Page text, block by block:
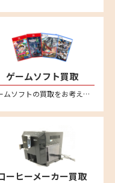
ゲームソフト買取
ゲームソフトの買取をお考えなら、まとめて箱に入れて送るだけ、送料無料・全国対応の便利な宅配買取サービス『reMOVE(リムーブ)』をご利用ください！ニンテンドー Switch（スイッチ/スイッチ2）、PS5（プレステ5）、PS4（プレステ4）など幅広く買取ります！ゲーム買取なら買取専門店リムーブにお任せください。
ーヒーメーカー買取